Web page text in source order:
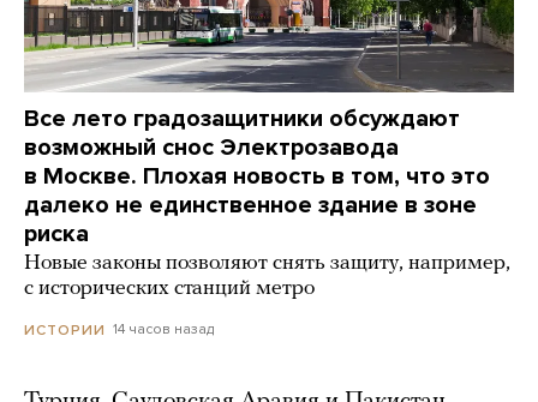
Все лето градозащитники обсуждают
возможный снос Электрозавода
в Москве. Плохая новость в том, что это
далеко не единственное здание в зоне
риска
Новые законы позволяют снять защиту, например,
с исторических станций метро
ИСТОРИИ 14 часов назад